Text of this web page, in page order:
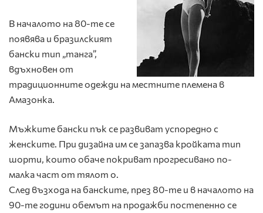
В началото на 80-те се
появява и бразилският
бански тип „танга”,
вдъхновен от
традиционните одежди на местните племена в
Амазонка.
Мъжките бански пък се развиват успоредно с
женските. При дизайна им се запазва кройката тип
шорти, които обаче покриват прогресивано по-
малка част от тялот о.
След възхода на банските, през 80-те и в началото на
90-те години обемът на продажби постепенно се